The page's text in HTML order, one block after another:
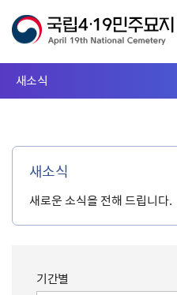
새소식
새소식
새로운 소식을 전해 드립니다.
기간별